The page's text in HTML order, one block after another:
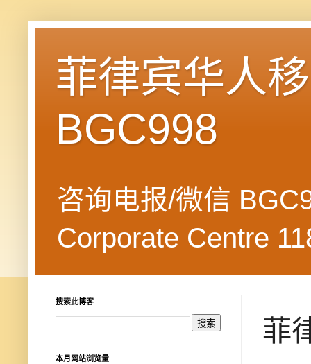
菲律宾华人
BGC998
咨询电报/微信
Corporate Centre
菲
搜索此博客
本月网站浏览量